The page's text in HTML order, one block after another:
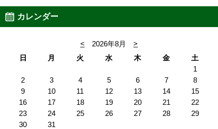
カレンダー
< 2026年8月
>
日
月 火 水 木 金
土
1
2
3 4 5 6 7
8
9
10 11 12 13 14
15
16
17 18 19 20 21
22
23
24 25 26 27 28
29
30
31